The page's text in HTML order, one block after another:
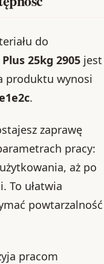
do
25kg 2905 jest
produktu wynosi
.
zaprawę
pracy:
aż po
To ułatwia
powtarzalność
pracom